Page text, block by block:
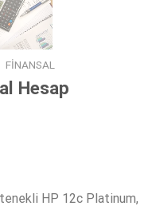
FINANSAL
Hesap
HP 12c Platinum,